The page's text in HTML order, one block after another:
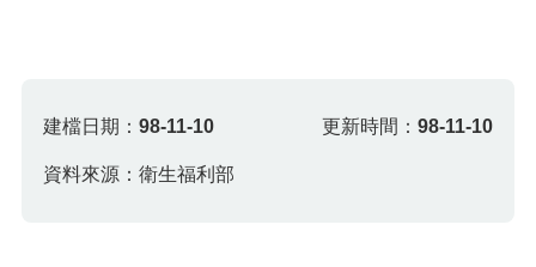
建檔日期：98-11-10 更新時間： 98-11-10
資料來源：衛生福利部